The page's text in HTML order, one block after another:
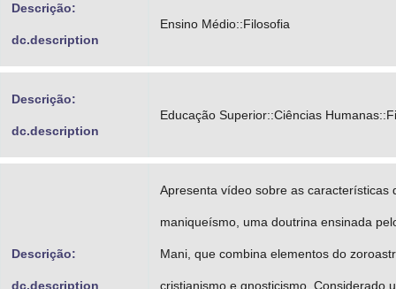
Descrição:
dc.description
Ensino Médio::Filosofia
Descrição:
dc.description
Educação Superior::Ciências
Descrição:
dc.description
Apresenta vídeo sobre as características
maniqueísmo, uma doutrina ensinada
Mani, que combina elementos do
cristianismo e gnosticismo. Considerado